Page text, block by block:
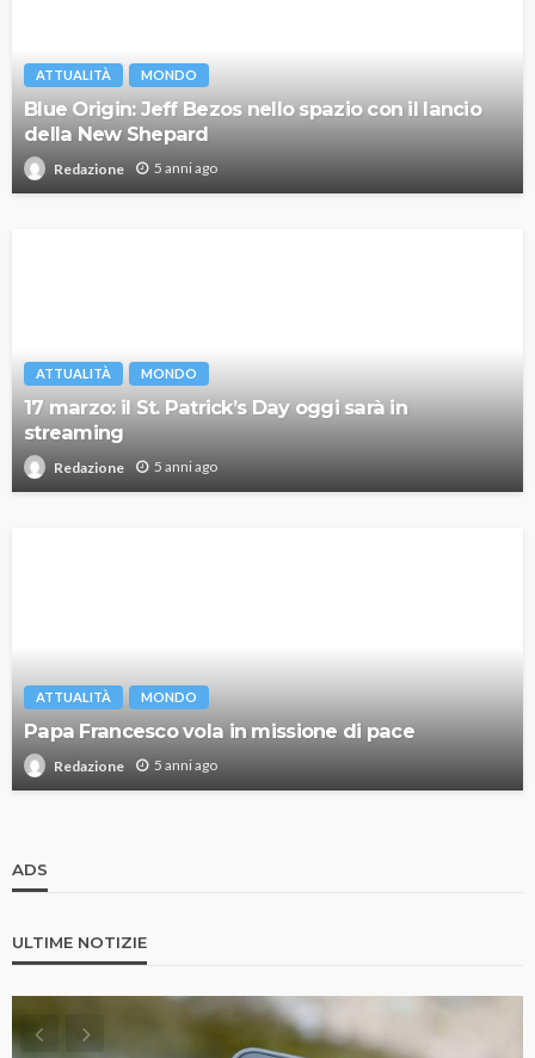
ATTUALITÀ MONDO
Blue Origin: Jeff Bezos nello spazio con il lancio
della New Shepard
Redazione 5 anni ago
ATTUALITÀ MONDO
17 marzo: il St. Patrick’s Day oggi sarà in
streaming
Redazione 5 anni ago
ATTUALITÀ MONDO
Papa Francesco vola in missione di pace
Redazione 5 anni ago
ADS
ULTIME NOTIZIE